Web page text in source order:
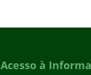
Acesso à